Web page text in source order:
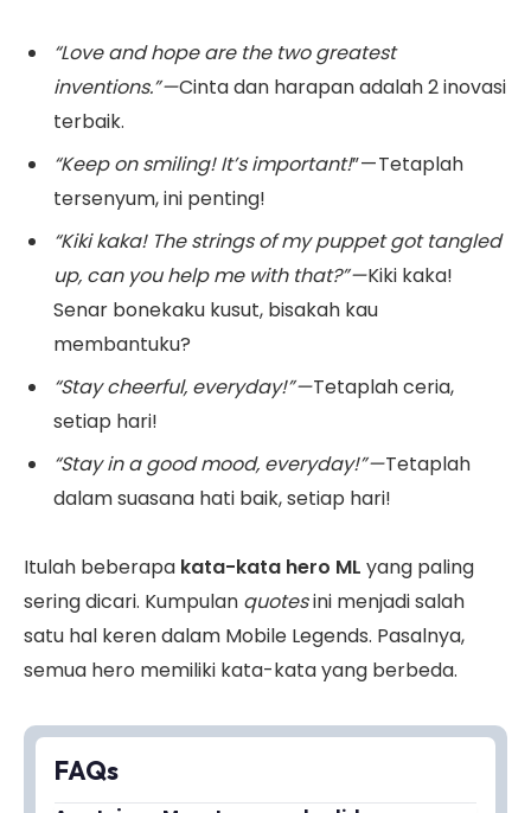
“Love and hope are the two greatest
inventions.” —Cinta dan harapan adalah 2 inovasi
terbaik.
“Keep on smiling! It’s important!” — Tetaplah
tersenyum, ini penting!
“Kiki kaka! The strings of my puppet got tangled
up, can you help me with that?” —Kiki kaka!
Senar bonekaku kusut, bisakah kau
membantuku?
“Stay cheerful, everyday!” —Tetaplah ceria,
setiap hari!
“Stay in a good mood, everyday!” —Tetaplah
dalam suasana hati baik, setiap hari!
Itulah beberapa kata-kata hero ML yang paling
sering dicari. Kumpulan quotesini menjadi salah
satu hal keren dalam Mobile Legends. Pasalnya,
semua hero memiliki kata-kata yang berbeda.
FAQs